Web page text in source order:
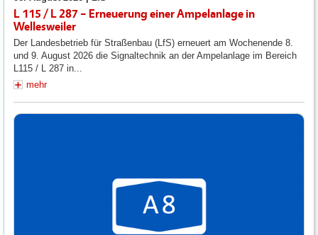
L 115 / L 287 – Erneuerung einer Ampelanlage in
Wellesweiler
Der Landesbetrieb für Straßenbau (LfS) erneuert am Wochenende 8.
und 9. August 2026 die Signaltechnik an der Ampelanlage im Bereich
L115 / L 287 in...
mehr